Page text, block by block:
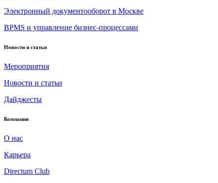
Электронный документооборот в Москве
BPMS и управление бизнес-процессами
Новости и статьи
Мероприятия
Новости и статьи
Дайджесты
Компания
О нас
Карьера
Directum Club